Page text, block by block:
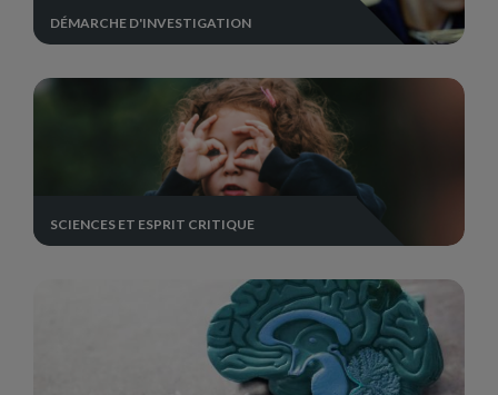
DÉMARCHE D'INVESTIGATION
SCIENCES ET ESPRIT CRITIQUE